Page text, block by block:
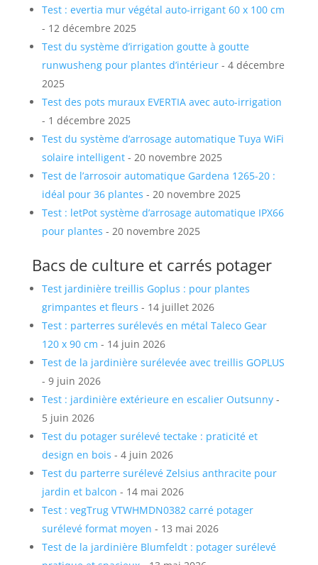
Test : evertia mur végétal auto-irrigant 60 x 100 cm
- 12 décembre 2025
Test du système d’irrigation goutte à goutte
runwusheng pour plantes d’intérieur- 4 décembre
2025
Test des pots muraux EVERTIA avec auto-irrigation
- 1 décembre 2025
Test du système d’arrosage automatique Tuya WiFi
solaire intelligent- 20 novembre 2025
Test de l’arrosoir automatique Gardena 1265-20 :
idéal pour 36 plantes - 20 novembre 2025
Test : letPot système d’arrosage automatique IPX66
pour plantes - 20 novembre 2025
Bacs de culture et carrés potager
Test jardinière treillis Goplus : pour plantes
grimpantes et fleurs - 14 juillet 2026
Test : parterres surélevés en métal Taleco Gear
120 x 90 cm - 14 juin 2026
Test de la jardinière surélevée avec treillis GOPLUS
- 9 juin 2026
Test : jardinière extérieure en escalier Outsunny-
5 juin 2026
Test du potager surélevé tectake : praticité et
design en bois - 4 juin 2026
Test du parterre surélevé Zelsius anthracite pour
jardin et balcon - 14 mai 2026
Test : vegTrug VTWHMDN0382 carré potager
surélevé format moyen - 13 mai 2026
Test de la jardinière Blumfeldt : potager surélevé